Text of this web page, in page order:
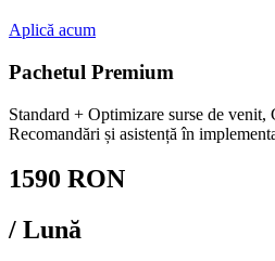
Aplică acum
Pachetul Premium
Standard + Optimizare surse de venit,
Recomandări și asistență în
1590 RON
/ Lună